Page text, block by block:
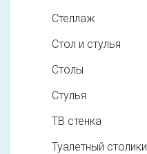
Стеллаж
Стол и стулья
Столы
Стулья
ТВ стенка
Туалетный столики